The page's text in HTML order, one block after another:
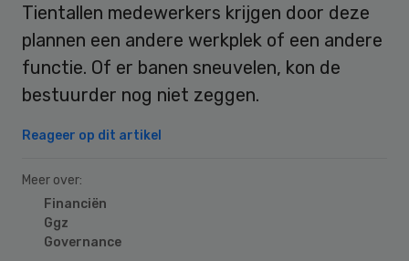
Tientallen medewerkers krijgen door deze
plannen een andere werkplek of een andere
functie. Of er banen sneuvelen, kon de
bestuurder nog niet zeggen.
Reageer op dit artikel
Meer over:
Financiën
Ggz
Governance